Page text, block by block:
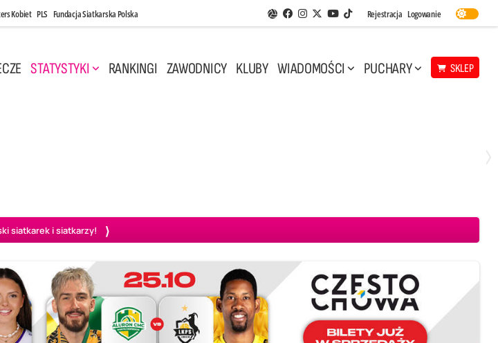
Kobiet PLS Fundacja Siatkarska Polska Aplikacja Siatkarskie Ligi
Facebook
Instagram
Twitter
Youtube
TikTok
Rejestracja Logowanie
STATYSTYKI RANKINGI ZAWODNICY KLUBY WIADOMOŚCI PUCHARY SKLEP
siatkarek i siatkarzy!